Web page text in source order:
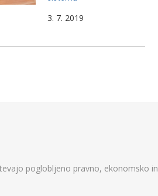
3. 7. 2019
poglobljeno pravno, ekonomsko